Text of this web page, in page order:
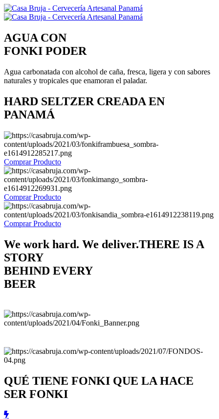
AGUA CON
FONKI PODER
Agua carbonatada con alcohol de caña, fresca, ligera y con sabores
naturales y tropicales que enamoran el paladar.
HARD SELTZER CREADA EN
PANAMÁ
Comprar Producto
Comprar Producto
Comprar Producto
We work hard. We deliver.THERE IS A
STORY
BEHIND EVERY
BEER
QUÉ TIENE FONKI QUE LA HACE
SER FONKI